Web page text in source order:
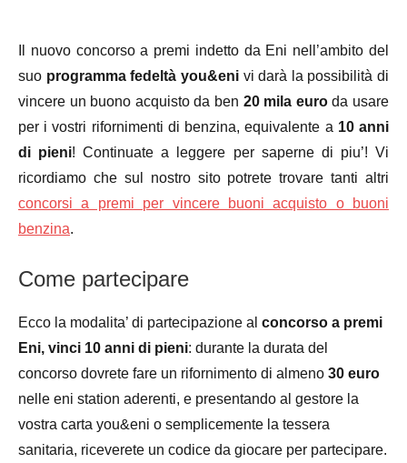
Il nuovo concorso a premi indetto da Eni nell’ambito del
suo programma fedeltà you&enivi darà la possibilità di
vincere un buono acquisto da ben 20 mila euroda usare
per i vostri rifornimenti di benzina, equivalente a 10 anni
di pieni! Continuate a leggere per saperne di piu’! Vi
ricordiamo che sul nostro sito potrete trovare tanti altri
concorsi a premi per vincere buoni acquisto o buoni
benzina.
Come partecipare
Ecco la modalita’ di partecipazione al concorso a premi
Eni, vinci 10 anni di pieni: durante la durata del
concorso dovrete fare un rifornimento di almeno 30 euro
nelle eni station aderenti, e presentando al gestore la
vostra carta you&eni o semplicemente la tessera
sanitaria, riceverete un codice da giocare per partecipare.